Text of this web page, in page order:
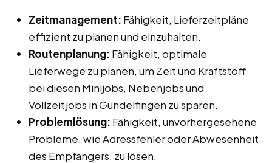
Zeitmanagement: Fähigkeit, Lieferzeitpläne
effizient zu planen und einzuhalten.
Routenplanung: Fähigkeit, optimale
Lieferwege zu planen, um Zeit und Kraftstoff
bei diesen Minijobs, Nebenjobs und
Vollzeitjobs in Gundelfingen zu sparen.
Problemlösung: Fähigkeit, unvorhergesehene
Probleme, wie Adressfehler oder Abwesenheit
des Empfängers, zu lösen.